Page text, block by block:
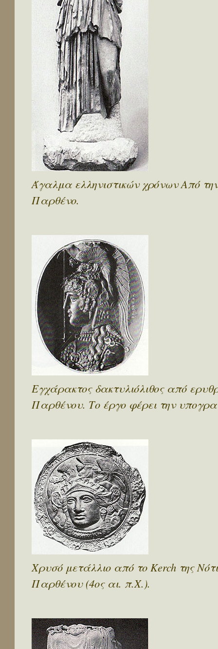
Άγαλμα ελληνιστικών χρόνων Από
Παρθένο.
Εγχάρακτος δακτυλιόλιθος από
Παρθένου. Το έργο φέρει την
Χρυσό μετάλλιο από το Kerch της
Παρθένου (4ος αι. π.Χ.).